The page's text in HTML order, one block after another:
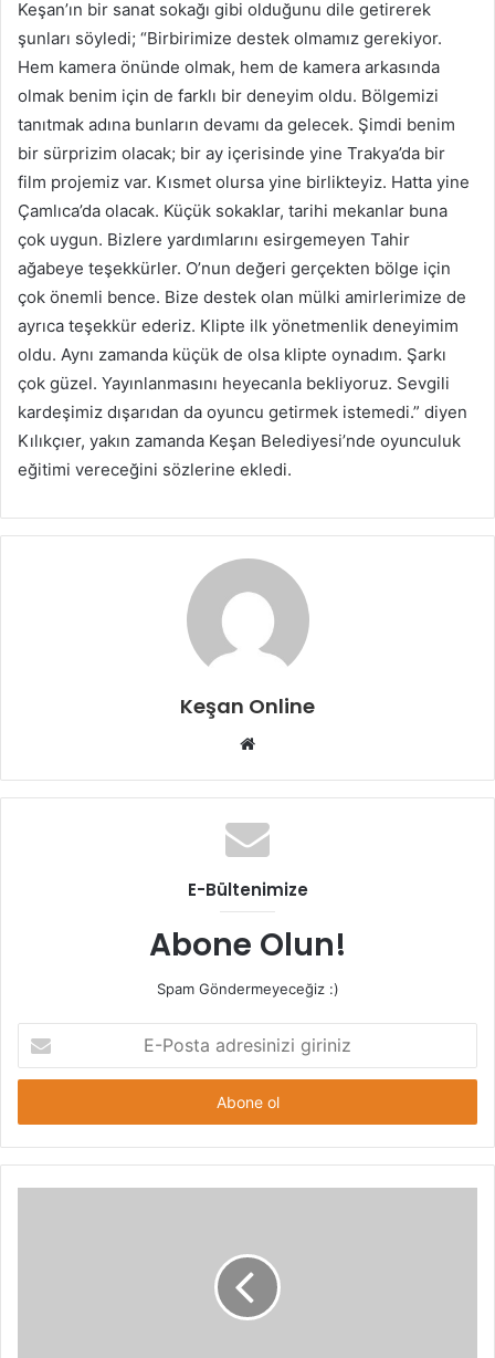
Keşan’ın bir sanat sokağı gibi olduğunu dile getirerek
şunları söyledi; “Birbirimize destek olmamız gerekiyor.
Hem kamera önünde olmak, hem de kamera arkasında
olmak benim için de farklı bir deneyim oldu. Bölgemizi
tanıtmak adına bunların devamı da gelecek. Şimdi benim
bir sürprizim olacak; bir ay içerisinde yine Trakya’da bir
film projemiz var. Kısmet olursa yine birlikteyiz. Hatta yine
Çamlıca’da olacak. Küçük sokaklar, tarihi mekanlar buna
çok uygun. Bizlere yardımlarını esirgemeyen Tahir
ağabeye teşekkürler. O’nun değeri gerçekten bölge için
çok önemli bence. Bize destek olan mülki amirlerimize de
ayrıca teşekkür ederiz. Klipte ilk yönetmenlik deneyimim
oldu. Aynı zamanda küçük de olsa klipte oynadım. Şarkı
çok güzel. Yayınlanmasını heyecanla bekliyoruz. Sevgili
kardeşimiz dışarıdan da oyuncu getirmek istemedi.” diyen
Kılıkçıer, yakın zamanda Keşan Belediyesi’nde oyunculuk
eğitimi vereceğini sözlerine ekledi.
Keşan Online
Web
E-Bültenimize
Abone Olun!
Spam Göndermeyeceğiz :)
Posta
adresinizi